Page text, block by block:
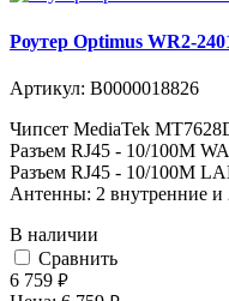
Роутер Optimus WR2-
Артикул: В0000018826
Чипсет MediaTek
Разъем RJ45 - 10/100M
Разъем RJ45 - 10/100M
Антенны: 2 внутренние
В наличии
Cравнить
6 759 руб.